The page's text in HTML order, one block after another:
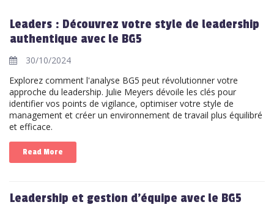
Leaders : Découvrez votre style de leadership
authentique avec le BG5
30/10/2024
Explorez comment l'analyse BG5 peut révolutionner votre
approche du leadership. Julie Meyers dévoile les clés pour
identifier vos points de vigilance, optimiser votre style de
management et créer un environnement de travail plus équilibré
et efficace.
Read More
Leadership et gestion d'équipe avec le BG5